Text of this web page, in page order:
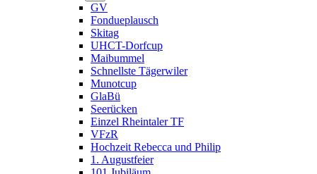
GV
Fondueplausch
Skitag
UHCT-Dorfcup
Maibummel
Schnellste Tägerwiler
Munotcup
GlaBü
Seerücken
Einzel Rheintaler TF
VFzR
Hochzeit Rebecca und Philip
1. Augustfeier